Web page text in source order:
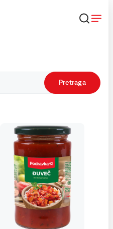
Pretraga